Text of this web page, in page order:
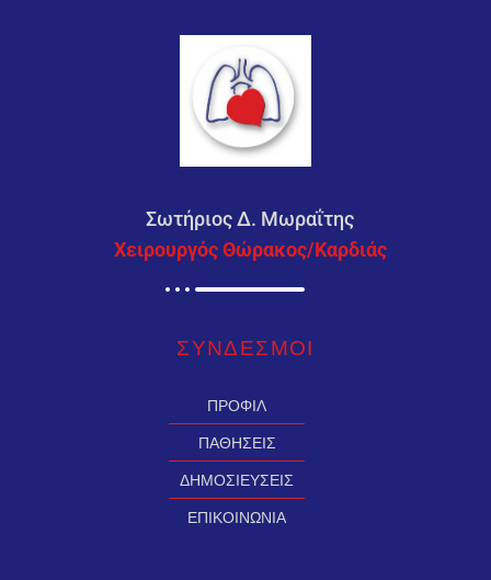
Σωτήριος Δ. Μωραΐτης
Χειρουργός Θώρακος/Καρδιάς
ΣΥΝΔΕΣMΟΙ
ΠΡΟΦΙΛ
ΠΑΘΗΣΕΙΣ
ΔΗΜΟΣΙΕΥΣΕΙΣ
ΕΠΙΚΟΙΝΩΝΙΑ